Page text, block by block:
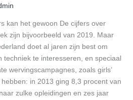
kan het gewoon De cijfers over
zijn bijvoorbeeld van 2019. Maar
doet al jaren zijn best om
techniek te interesseren, en speciaal
wervingscampagnes, zoals girls’
in 2013 ging 8,3 procent van
zulke opleidingen en zes jaar